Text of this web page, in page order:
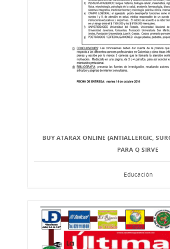
BUY ATARAX ONLINE (ANTIALLERGIC,
PARA Q SIRVE
Educación